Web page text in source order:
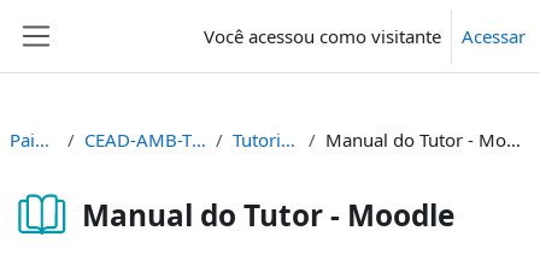
Você acessou como visitante Acessar
Painel CEAD-AMB-TUT Tutoriais Manual do Tutor - Moodle
Manual do Tutor - Moodle